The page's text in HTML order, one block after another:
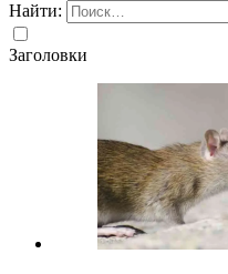
Найти:
Заголовки